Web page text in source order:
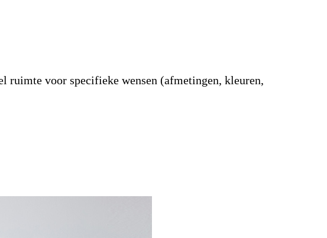
ruimte voor specifieke wensen (afmetingen, kleuren,